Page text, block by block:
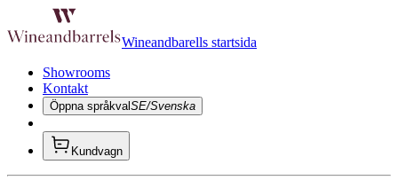
Wineandbarells startsida
Showrooms
Kontakt
Öppna språkvalSE/Svenska
Kundvagn